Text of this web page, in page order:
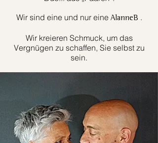
Wir sind eine und nur eine AlanneB .
Wir kreieren Schmuck, um das
Vergnügen zu schaffen, Sie selbst zu
sein.